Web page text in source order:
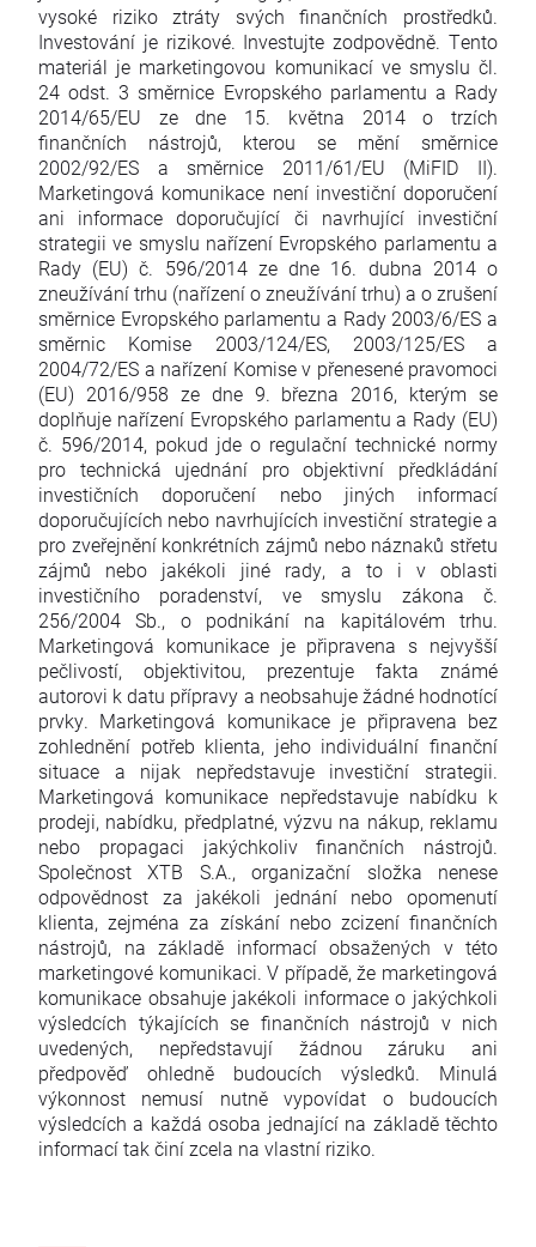
vysoké riziko ztráty svých finančních prostředků.
Investování je rizikové. Investujte zodpovědně. Tento
materiál je marketingovou komunikací ve smyslu čl.
24 odst. 3 směrnice Evropského parlamentu a Rady
2014/65/EU ze dne 15. května 2014 o trzích
finančních nástrojů, kterou se mění směrnice
2002/92/ES a směrnice 2011/61/EU (MiFID II).
Marketingová komunikace není investiční doporučení
ani informace doporučující či navrhující investiční
strategii ve smyslu nařízení Evropského parlamentu a
Rady (EU) č. 596/2014 ze dne 16. dubna 2014 o
zneužívání trhu (nařízení o zneužívání trhu) a o zrušení
směrnice Evropského parlamentu a Rady 2003/6/ES a
směrnic Komise 2003/124/ES, 2003/125/ES a
2004/72/ES a nařízení Komise v přenesené pravomoci
(EU) 2016/958 ze dne 9. března 2016, kterým se
doplňuje nařízení Evropského parlamentu a Rady (EU)
č. 596/2014, pokud jde o regulační technické normy
pro technická ujednání pro objektivní předkládání
investičních doporučení nebo jiných informací
doporučujících nebo navrhujících investiční strategie a
pro zveřejnění konkrétních zájmů nebo náznaků střetu
zájmů nebo jakékoli jiné rady, a to i v oblasti
investičního poradenství, ve smyslu zákona č.
256/2004 Sb., o podnikání na kapitálovém trhu.
Marketingová komunikace je připravena s nejvyšší
pečlivostí, objektivitou, prezentuje fakta známé
autorovi k datu přípravy a neobsahuje žádné hodnotící
prvky. Marketingová komunikace je připravena bez
zohlednění potřeb klienta, jeho individuální finanční
situace a nijak nepředstavuje investiční strategii.
Marketingová komunikace nepředstavuje nabídku k
prodeji, nabídku, předplatné, výzvu na nákup, reklamu
nebo propagaci jakýchkoliv finančních nástrojů.
Společnost XTB S.A., organizační složka nenese
odpovědnost za jakékoli jednání nebo opomenutí
klienta, zejména za získání nebo zcizení finančních
nástrojů, na základě informací obsažených v této
marketingové komunikaci. V případě, že marketingová
komunikace obsahuje jakékoli informace o jakýchkoli
výsledcích týkajících se finančních nástrojů v nich
uvedených, nepředstavují žádnou záruku ani
předpověď ohledně budoucích výsledků. Minulá
výkonnost nemusí nutně vypovídat o budoucích
výsledcích a každá osoba jednající na základě těchto
informací tak činí zcela na vlastní riziko.